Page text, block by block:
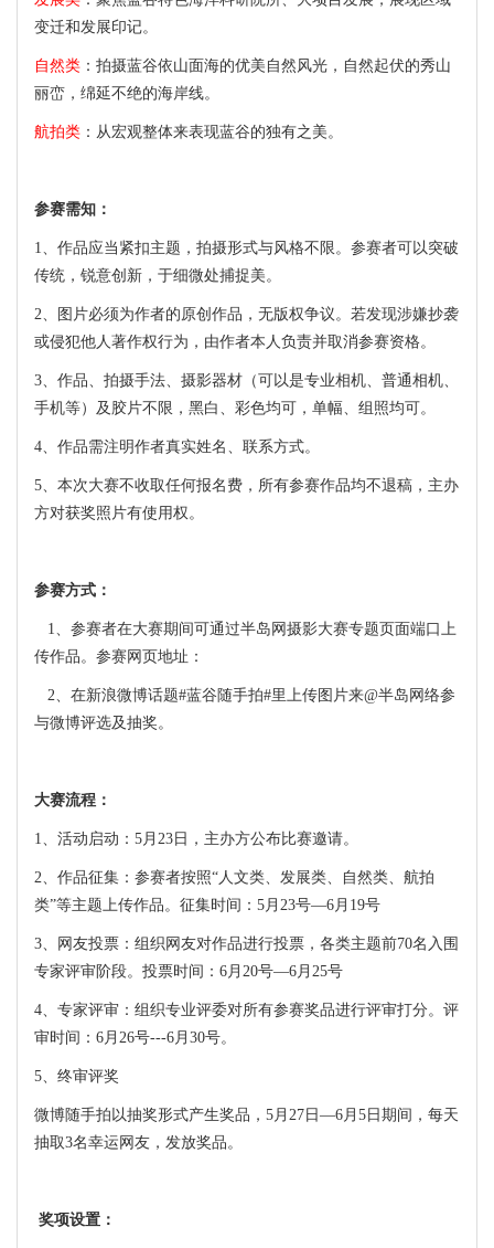
变迁和发展印记。
自然类 ：拍摄蓝谷依山面海的优美自然风光，自然起伏的秀山
丽峦，绵延不绝的海岸线。
航拍类 ：从宏观整体来表现蓝谷的独有之美。
参赛需知：
1、作品应当紧扣主题，拍摄形式与风格不限。参赛者可以突破
传统，锐意创新，于细微处捕捉美。
2、图片必须为作者的原创作品，无版权争议。若发现涉嫌抄袭
或侵犯他人著作权行为，由作者本人负责并取消参赛资格。
3、作品、拍摄手法、摄影器材（可以是专业相机、普通相机、
手机等）及胶片不限，黑白、彩色均可，单幅、组照均可。
4、作品需注明作者真实姓名、联系方式。
5、本次大赛不收取任何报名费，所有参赛作品均不退稿，主办
方对获奖照片有使用权。
参赛方式：
1、参赛者在大赛期间可通过半岛网摄影大赛专题页面端口上
传作品。参赛网页地址：
2、在新浪微博话题#蓝谷随手拍#里上传图片来@半岛网络参
与微博评选及抽奖。
大赛流程：
1、活动启动：5月23日，主办方公布比赛邀请。
2、作品征集：参赛者按照“人文类、发展类、自然类、航拍
类”等主题上传作品。征集时间：5月23号—6月19号
3、网友投票：组织网友对作品进行投票，各类主题前70名入围
专家评审阶段。投票时间：6月20号—6月25号
4、专家评审：组织专业评委对所有参赛奖品进行评审打分。评
审时间：6月26号---6月30号。
5、终审评奖
微博随手拍以抽奖形式产生奖品，5月27日—6月5日期间，每天
抽取3名幸运网友，发放奖品。
奖项设置：